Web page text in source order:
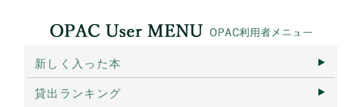
新しく入った本
貸出ランキング